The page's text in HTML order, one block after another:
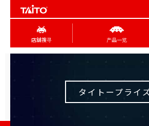
店舖搜寻 产品一览
タイトープライ